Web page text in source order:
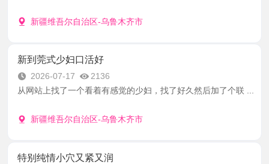
新疆维吾尔自治区-乌鲁木齐市
新到莞式少妇口活好
2026-07-17
2136
从网站上找了一个看着有感觉的少妇，找了好久然后加了个联 ...
新疆维吾尔自治区-乌鲁木齐市
特别纯情小穴又紧又润